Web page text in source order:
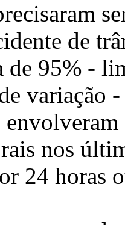
de
de 95% -
variação -
nos
24 horas